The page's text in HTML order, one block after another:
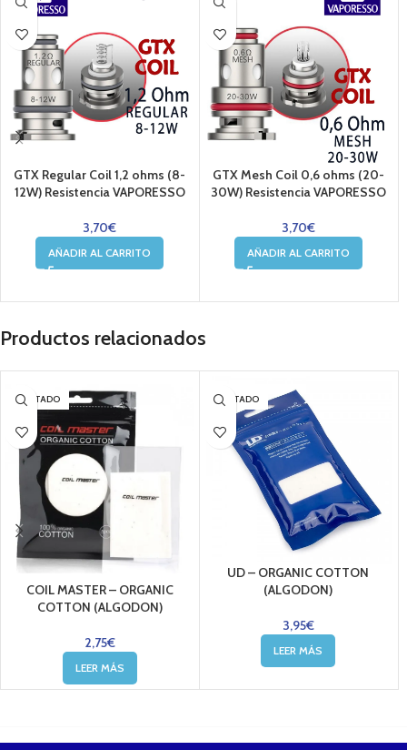
GTX Regular Coil 1,2 ohms (8-
12W) Resistencia VAPORESSO
3,70€
AÑADIR AL CARRITO
GTX Mesh Coil 0,6 ohms (20-
30W) Resistencia VAPORESSO
3,70€
AÑADIR AL CARRITO
Productos relacionados
AGOTADO
COIL MASTER – ORGANIC
COTTON (ALGODON)
2,75€
LEER MÁS
AGOTADO
UD – ORGANIC COTTON
(ALGODON)
3,95€
LEER MÁS